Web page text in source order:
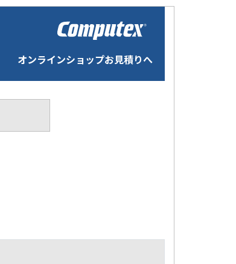
オンラインショップお見積りへ